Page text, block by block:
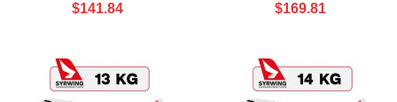
$141.84 $169.81